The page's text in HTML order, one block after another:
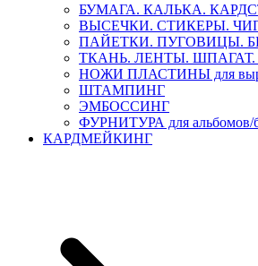
БУМАГА. КАЛЬКА.
ВЫСЕЧКИ. СТИКЕРЫ.
ПАЙЕТКИ. ПУГОВИЦЫ.
ТКАНЬ. ЛЕНТЫ.
НОЖИ ПЛАСТИНЫ для
ШТАМПИНГ
ЭМБОССИНГ
ФУРНИТУРА для альбомов/
КАРДМЕЙКИНГ